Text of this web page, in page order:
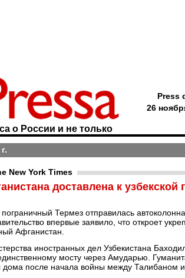
о России и не только
Press
26
New York Times
доставлена к узбекской
Термез отправилась
впервые заявило, что откроет
Афганистан.
иностранных дел Узбекистана
мосту через Амударью.
дома после начала войны между Талибаном